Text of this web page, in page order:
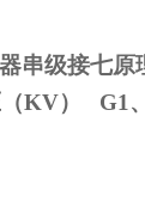
串级接七原
KV） G1